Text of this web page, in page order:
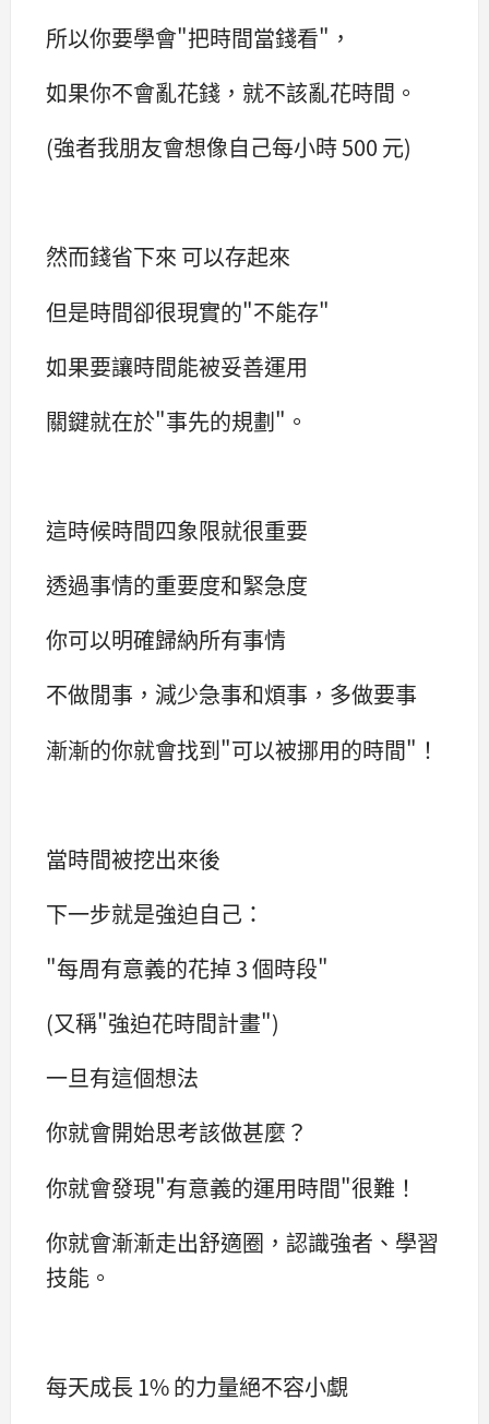
所以你要學會"把時間當錢看"，
如果你不會亂花錢，就不該亂花時間。
(強者我朋友會想像自己每小時 500 元)
然而錢省下來 可以存起來
但是時間卻很現實的"不能存"
如果要讓時間能被妥善運用
關鍵就在於"事先的規劃"。
這時候時間四象限就很重要
透過事情的重要度和緊急度
你可以明確歸納所有事情
不做閒事，減少急事和煩事，多做要事
漸漸的你就會找到"可以被挪用的時間"！
當時間被挖出來後
下一步就是強迫自己：
"每周有意義的花掉 3 個時段"
(又稱"強迫花時間計畫")
一旦有這個想法
你就會開始思考該做甚麼？
你就會發現"有意義的運用時間"很難！
你就會漸漸走出舒適圈，認識強者、學習
技能。
每天成長 1% 的力量絕不容小覷